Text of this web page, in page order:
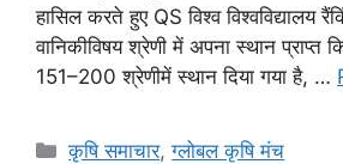
हासिल करते हुए QS विश्व विश्वविद्यालय
वानिकीविषय श्रेणी में अपना स्थान प्राप्त
151–200 श्रेणीमें स्थान दिया गया है, …
कृषि समाचार,ग्लोबल कृषि मंच